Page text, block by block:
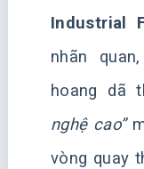
Industrial
nhãn
hoang dã
nghệ cao”
vòng quay